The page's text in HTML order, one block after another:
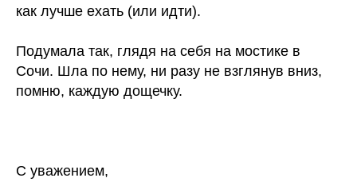
как лучше ехать (или идти).
Подумала так, глядя на себя на мостике в
Сочи. Шла по нему, ни разу не взглянув вниз,
помню, каждую дощечку.
С уважением,